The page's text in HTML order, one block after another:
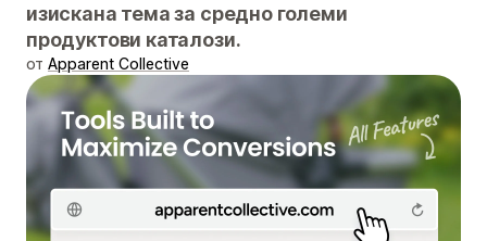
изискана тема за средно големи
продуктови каталози.
от Apparent Collective